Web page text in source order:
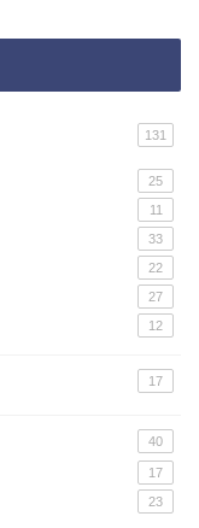
131
25
11
33
22
27
12
17
40
17
23